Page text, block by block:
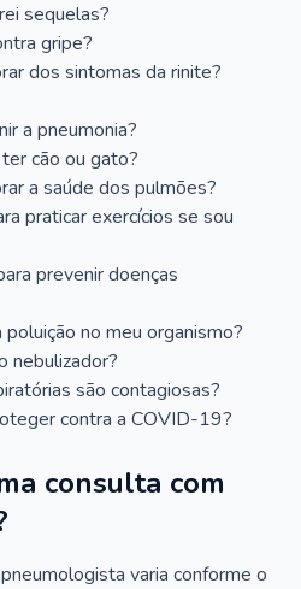
sequelas?
gripe?
dos sintomas da rinite?
a pneumonia?
cão ou gato?
a saúde dos pulmões?
praticar exercícios se sou
prevenir doenças
no meu organismo?
nebulizador?
são contagiosas?
contra a COVID-19?
consulta com
varia conforme o